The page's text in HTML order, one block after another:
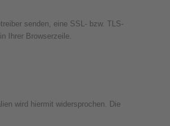
senden, eine SSL- bzw. TLS-
Ihrer Browserzeile.
wird hiermit widersprochen. Die